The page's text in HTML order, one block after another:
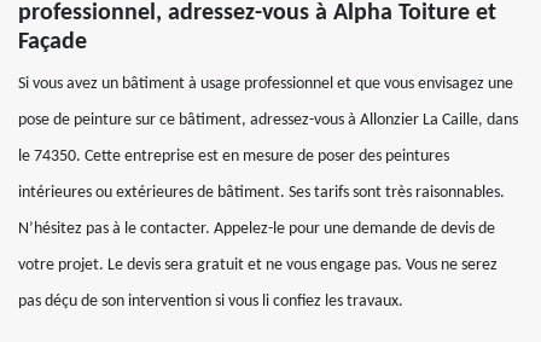
professionnel, adressez-vous à Alpha Toiture et
Façade
Si vous avez un bâtiment à usage professionnel et que vous envisagez une
pose de peinture sur ce bâtiment, adressez-vous à Allonzier La Caille, dans
le 74350. Cette entreprise est en mesure de poser des peintures
intérieures ou extérieures de bâtiment. Ses tarifs sont très raisonnables.
N’hésitez pas à le contacter. Appelez-le pour une demande de devis de
votre projet. Le devis sera gratuit et ne vous engage pas. Vous ne serez
pas déçu de son intervention si vous li confiez les travaux.